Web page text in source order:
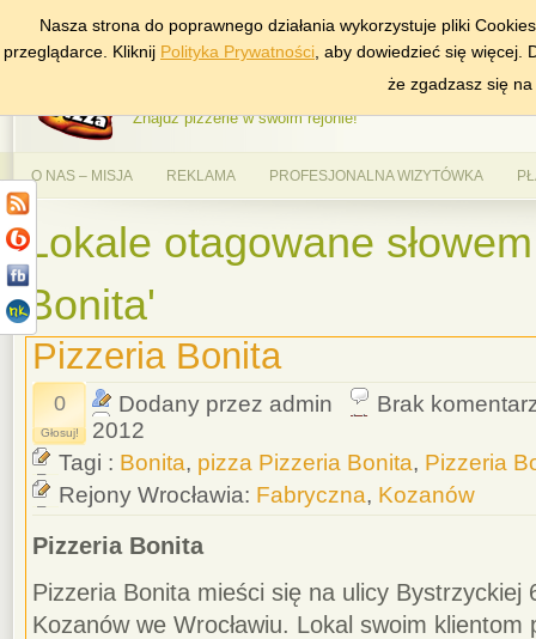
DODAJ NAS DO ULUBIONYCH ZNAJDŹ
AlePizza.com –
Znajdź pizzerie w swoim rejonie!
O NAS – MISJA REKLAMA PROFESJONALNA WIZYTÓWKA
Lokale otagowane
Bonita'
Pizzeria Bonita
0
Głosuj!
Dodany przez admin
Brak
2012
Tagi : Bonita, pizza Pizzeria Bonita, Pizzeria
Rejony Wrocławia: Fabryczna, Kozanów
Pizzeria Bonita
Pizzeria Bonita mieści się na ulicy Bystrzyckiej
Kozanów we Wrocławiu. Lokal swoim
Nasza strona do poprawnego działania wykorzystuje pliki
przeglądarce. Kliknij Polityka Prywatności , aby dowiedzieć się
że zgadzasz się